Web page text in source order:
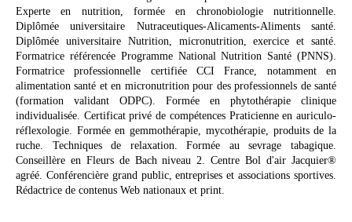
Experte en nutrition, formée en chronobiologie nutritionnelle.
Diplômée universitaire Nutraceutiques-Alicaments-Aliments santé.
Diplômée universitaire Nutrition, micronutrition, exercice et santé.
Formatrice référencée Programme National Nutrition Santé (PNNS).
Formatrice professionnelle certifiée CCI France, notamment en
alimentation santé et en micronutrition pour des professionnels de santé
(formation validant ODPC). Formée en phytothérapie clinique
individualisée. Certificat privé de compétences Praticienne en auriculo-
réflexologie. Formée en gemmothérapie, mycothérapie, produits de la
ruche. Techniques de relaxation. Formée au sevrage tabagique.
Conseillère en Fleurs de Bach niveau 2. Centre Bol d'air Jacquier®
agréé. Conférencière grand public, entreprises et associations sportives.
Rédactrice de contenus Web nationaux et print.